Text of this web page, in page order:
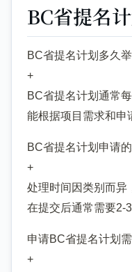
BC省提名
BC省提名计划多久
+
BC省提名计划通常
能根据项目需求和申
BC省提名计划申请
+
处理时间因类别而异
在提交后通常需要2-3
申请BC省提名计划
+